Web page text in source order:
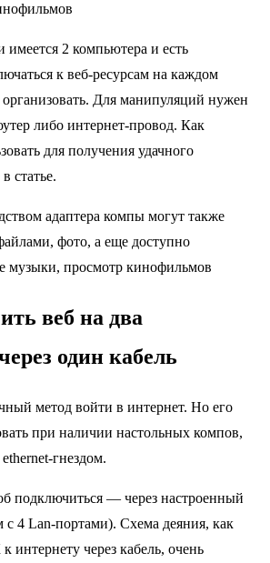
2 компьютера и есть
к веб-ресурсам на каждом
Для манипуляций нужен
либо интернет-провод. Как
для получения удачного
статье.
адаптера компы могут также
фото, а еще доступно
музыки, просмотр кинофильмов
веб на два
один кабель
метод войти в интернет. Но его
при наличии настольных компов,
гнездом.
подключиться — через настроенный
4 Lan-портами). Схема деяния, как
интернету через кабель, очень